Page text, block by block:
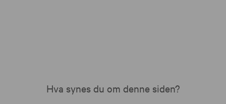
Hva synes du om denne siden?